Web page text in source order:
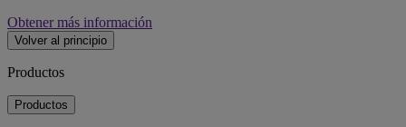
Obtener más información
Volver al principio
Productos
Productos